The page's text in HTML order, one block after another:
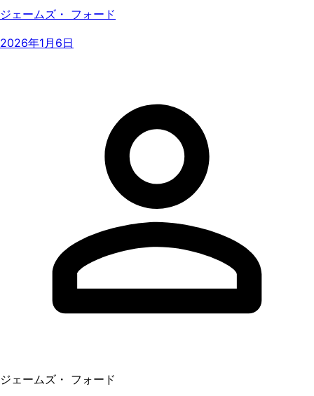
ジェームズ・ フォード
2026年1月6日
ジェームズ・ フォード